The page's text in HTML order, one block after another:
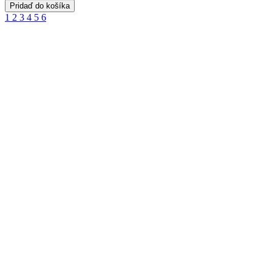
Pridaď do košíka
1 2 3 4 5 6